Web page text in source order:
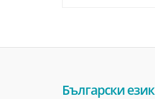
Български език